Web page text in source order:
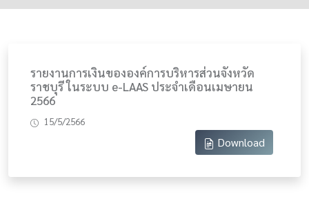
รายงานการเงินขององค์การบริหารส่วนจังหวัด
ราชบุรี ในระบบ e-LAAS ประจำเดือนเมษายน
2566
15/5/2566
Download